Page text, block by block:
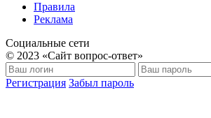
Правила
Реклама
Социальные сети
© 2023 «Сайт вопрос-ответ»
Регистрация Забыл пароль